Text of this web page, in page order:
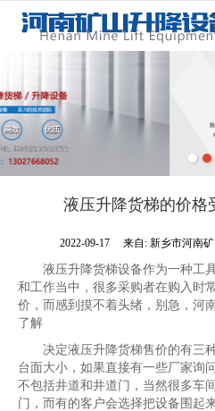
液压升降货梯的价格
2022-09-17 来自: 新乡市河南
液压升降货梯设备作为一种工
和工作当中，很多采购者在购入时
价，而感到摸不着头绪，别急，河
了解
决定液压升降货梯售价的有三
台面大小，如果直接有一些厂家询
不包括井道和井道门，当然很多车
门，而有的客户会选择把设备围起